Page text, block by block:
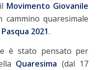
Movimento Giovanile
quaresimale
2021.
è stato pensato per
Quaresima (dal 17